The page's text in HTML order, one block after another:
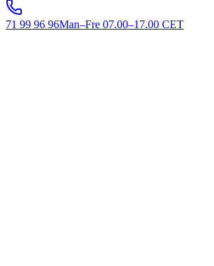
71 99 96 96Man–Fre 07.00–17.00 CET